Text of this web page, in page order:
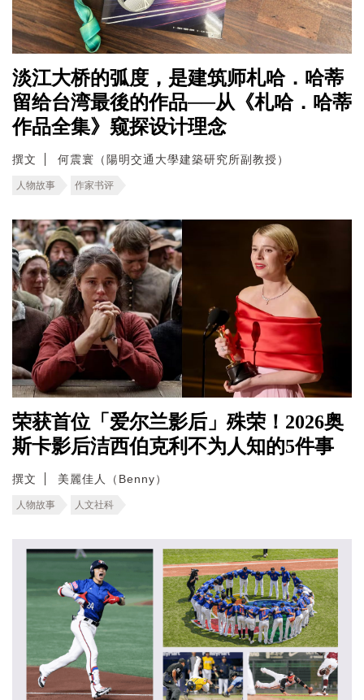
淡江大桥的弧度，是建筑师札哈．哈蒂
留给台湾最後的作品──从《札哈．哈蒂
作品全集》窥探设计理念
撰文 何震寰（陽明交通大學建築研究所副教授）
人物故事 作家书评
荣获首位「爱尔兰影后」殊荣！2026奥
斯卡影后洁西伯克利不为人知的5件事
撰文 美麗佳人（Benny）
人物故事 人文社科